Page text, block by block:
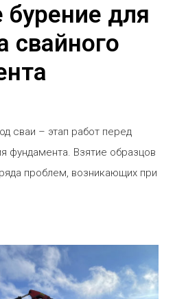
бурение для
свайного
сваи – этап работ перед
фундамента. Взятие образцов
проблем, возникающих при